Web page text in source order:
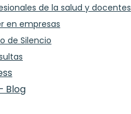
de la salud y docentes
en empresas
de Silencio
Blog